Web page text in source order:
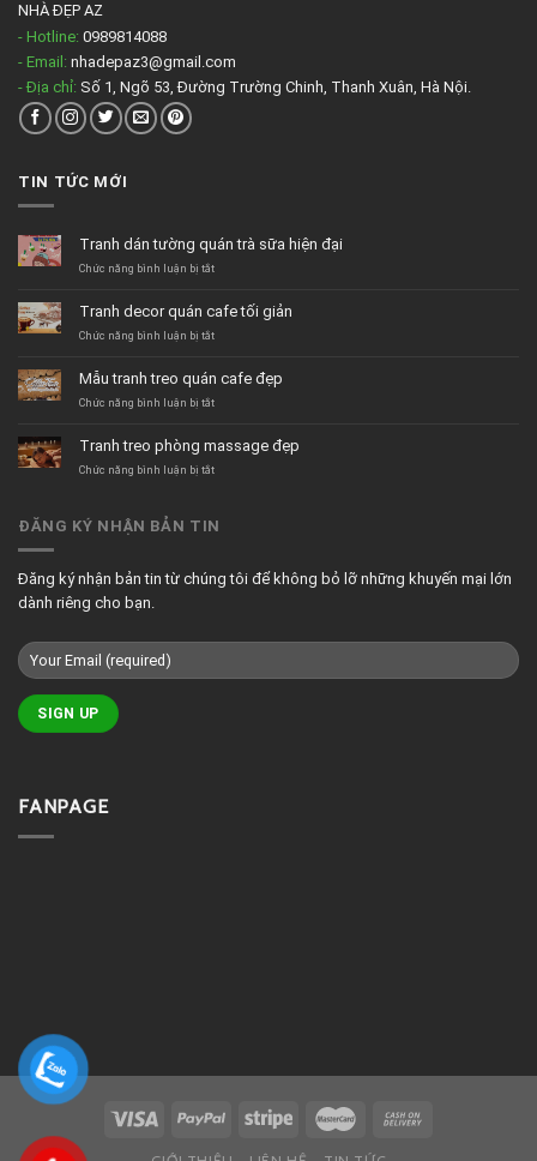
NHÀ ĐẸP AZ
- Hotline: 0989814088
- Email: nhadepaz3@gmail.com
- Địa chỉ: Số 1, Ngõ 53, Đường Trường Chinh, Thanh Xuân, Hà Nội.
TIN TỨC MỚI
Tranh dán tường quán trà sữa hiện đại
Chức năng bình luận bị tắtở
tường
quán
hiện
đại
Tranh decor quán cafe tối giản
Chức năng bình luận bị tắtở
quán
cafe
Mẫu tranh treo quán cafe đẹp
Chức năng bình luận bị tắtở
treo
quán
Tranh treo phòng massage đẹp
Chức năng bình luận bị tắtở
phòng
ĐĂNG KÝ NHẬN BẢN TIN
Đăng ký nhận bản tin từ chúng tôi để không bỏ lỡ những khuyến mại lớn
dành riêng cho bạn.
FANPAGE